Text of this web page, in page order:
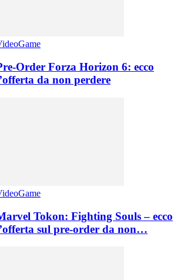
Order Forza Horizon 6: ecco
da non perdere
Tokon: Fighting Souls – ecco
sul pre-order da non…